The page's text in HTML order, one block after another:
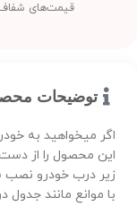
قیمت‌های
توضیحات
اگر میخواهید به
این محصول را از
زیر درب خودرو نصب
با موانع مانند